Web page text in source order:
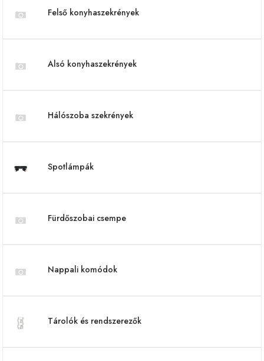
Felső konyhaszekrények
Alsó konyhaszekrények
Hálószoba szekrények
Spotlámpák
Fürdőszobai csempe
Nappali komódok
Tárolók és rendszerezők